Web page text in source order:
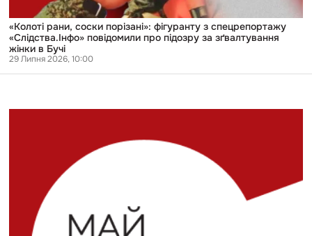
зґвалтування
жінки
Бучі
«Колоті рани, соски порізані»: фігуранту з спецрепортажу
«Слідства.Інфо» повідомили про підозру за зґвалтування
жінки в Бучі
29 Липня 2026, 10:00